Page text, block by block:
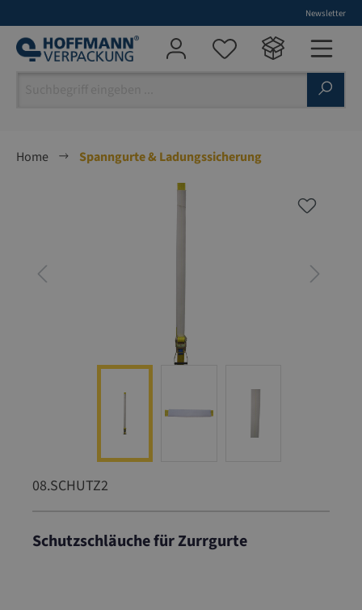
Newsletter
Home
Spanngurte & Ladungssicherung
08.SCHUTZ2
Schutzschläuche für Zurrgurte